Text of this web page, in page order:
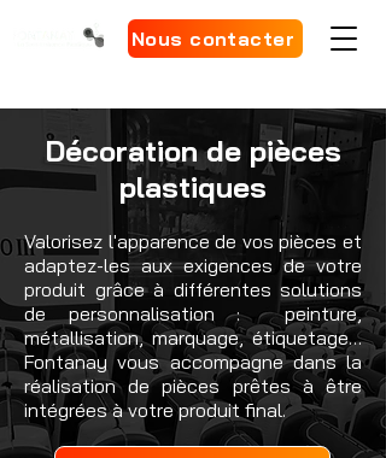
Nous contacter
Décoration de pièces
plastiques
Valorisez l'apparence de vos pièces et
adaptez-les aux exigences de votre
produit grâce à différentes solutions
de personnalisation : peinture,
métallisation, marquage, étiquetage…
Fontanay vous accompagne dans la
réalisation de pièces prêtes à être
intégrées à votre produit final.